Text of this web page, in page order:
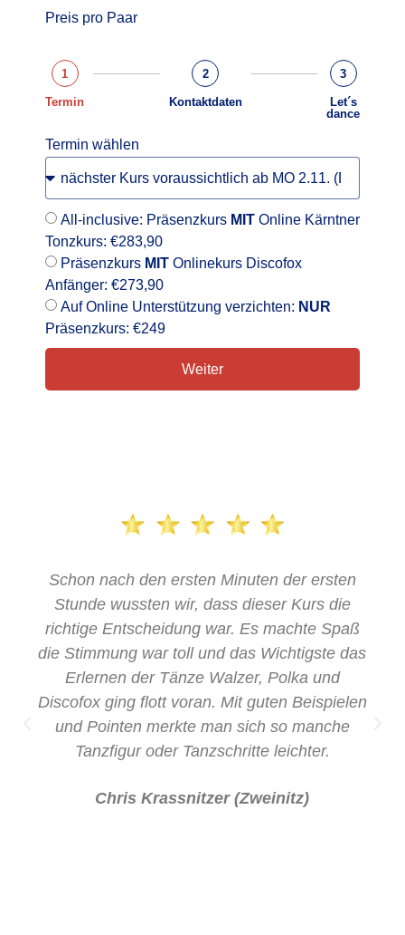
Preis pro Paar
1
Termin
2
Kontaktdaten
3
Let´s
dance
Termin wählen
All-inclusive: Präsenzkurs MIT Online Kärntner
Tonzkurs: €283,90
Präsenzkurs MIT Onlinekurs Discofox
Anfänger: €273,90
Auf Online Unterstützung verzichten: NUR
Präsenzkurs: €249
Weiter
Schon nach den ersten Minuten der ersten
Stunde wussten wir, dass dieser Kurs die
richtige Entscheidung war. Es machte Spaß
die Stimmung war toll und das Wichtigste das
Erlernen der Tänze Walzer, Polka und
Discofox ging flott voran. Mit guten Beispielen
und Pointen merkte man sich so manche
Tanzfigur oder Tanzschritte leichter.
Chris Krassnitzer (Zweinitz)